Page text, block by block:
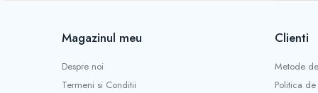
Magazinul meu
Despre noi
Termeni si Conditii
Clienti
Metode
Politica de